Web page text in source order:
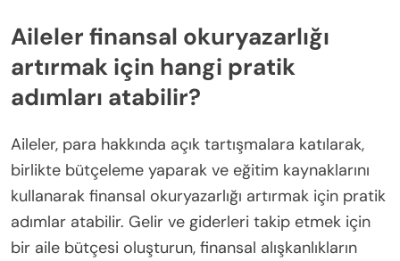
Aileler finansal okuryazarlığı
artırmak için hangi pratik
adımları atabilir?
Aileler, para hakkında açık tartışmalara katılarak,
birlikte bütçeleme yaparak ve eğitim kaynaklarını
kullanarak finansal okuryazarlığı artırmak için pratik
adımlar atabilir. Gelir ve giderleri takip etmek için
bir aile bütçesi oluşturun, finansal alışkanlıkların